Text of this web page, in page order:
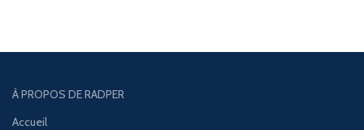
À PROPOS DE RADPER
Accueil